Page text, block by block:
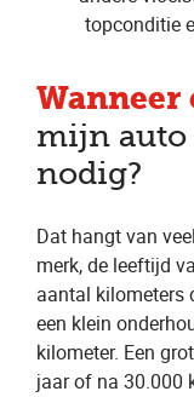
topconditie
Wanneer
mijn auto
nodig?
Dat hangt van
merk, de leeftijd
aantal kilometers
een klein
kilometer. Een
jaar of na 30.000